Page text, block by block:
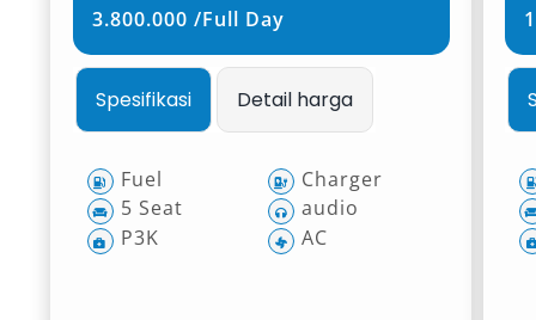
3.800.000 /Full Day
Spesifikasi Detail harga
Fuel
5 Seat
P3K
Charger
audio
AC